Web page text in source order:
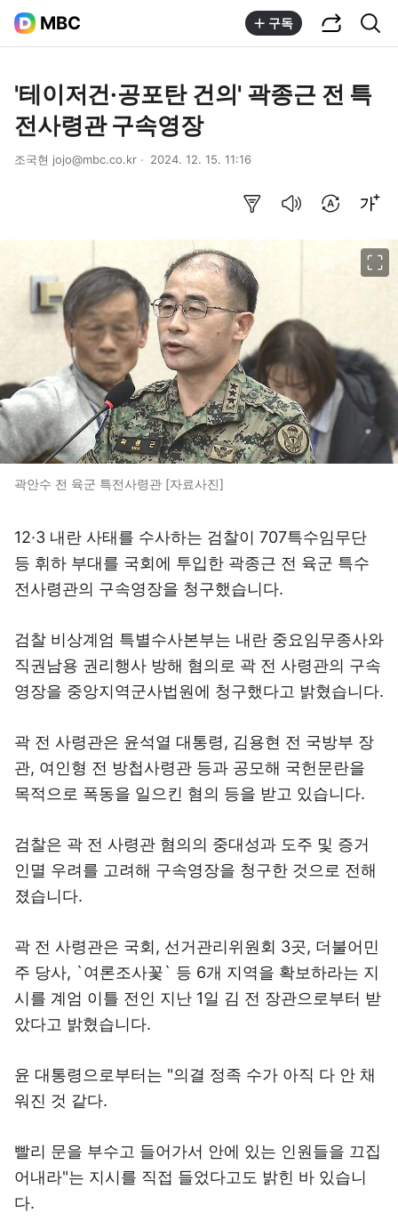
MBC 구독
'테이저건·공포탄 건의' 곽종근 전 특
전사령관 구속영장
조국현 jojo@mbc.co.kr 2024. 12. 15. 11:16
곽안수 전 육군 특전사령관 [자료사진]
12·3 내란 사태를 수사하는 검찰이 707특수임무단
등 휘하 부대를 국회에 투입한 곽종근 전 육군 특수
전사령관의 구속영장을 청구했습니다.
검찰 비상계엄 특별수사본부는 내란 중요임무종사와
직권남용 권리행사 방해 혐의로 곽 전 사령관의 구속
영장을 중앙지역군사법원에 청구했다고 밝혔습니다.
곽 전 사령관은 윤석열 대통령, 김용현 전 국방부 장
관, 여인형 전 방첩사령관 등과 공모해 국헌문란을
목적으로 폭동을 일으킨 혐의 등을 받고 있습니다.
검찰은 곽 전 사령관 혐의의 중대성과 도주 및 증거
인멸 우려를 고려해 구속영장을 청구한 것으로 전해
졌습니다.
곽 전 사령관은 국회, 선거관리위원회 3곳, 더불어민
주 당사, `여론조사꽃` 등 6개 지역을 확보하라는 지
시를 계엄 이틀 전인 지난 1일 김 전 장관으로부터 받
았다고 밝혔습니다.
윤 대통령으로부터는 "의결 정족 수가 아직 다 안 채
워진 것 같다.
빨리 문을 부수고 들어가서 안에 있는 인원들을 끄집
어내라"는 지시를 직접 들었다고도 밝힌 바 있습니
다.